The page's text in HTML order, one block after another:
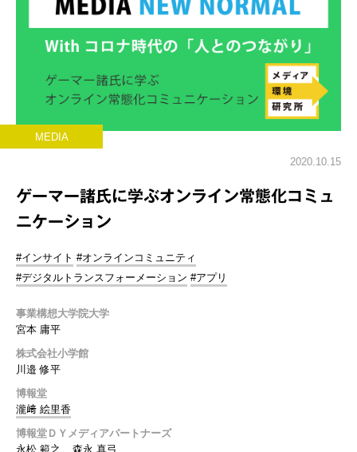
MEDIA
2020.10.15
ゲーマー諸氏に学ぶオンライン常態化コミュ
ニケーション
#インサイト #オンラインコミュニティ
#デジタルトランスフォーメーション #アプリ
事業構想大学院大学
宮本 庸平
株式会社小学館
川邉 修平
博報堂
瀧﨑 絵里香
博報堂ＤＹメディアパートナーズ
永松 範之
森永 真弓